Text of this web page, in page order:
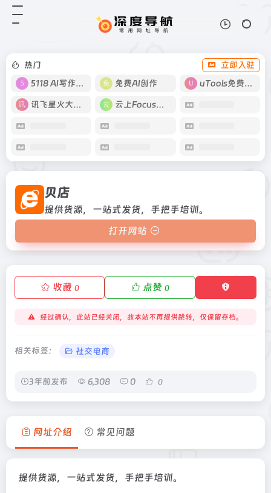
热门
立即入驻
5118 AI写作工具
免费AI创作 uTools免费工具箱
讯飞星火大模型 云上Focus接码
贝店
提供货源，一站式发货，手把手培训。
打开网站
收藏 0 点赞 0
经过确认，此站已经关闭，故本站不再提供跳转，仅保留存档。
相关标签： 社交电商
3年前发布 6,308 0 0
网址介绍 常见问题
提供货源，一站式发货，手把手培训。